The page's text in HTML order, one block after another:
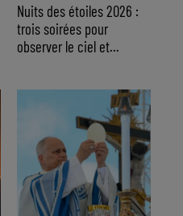
Nuits des étoiles 2026 :
trois soirées pour
observer le ciel et...